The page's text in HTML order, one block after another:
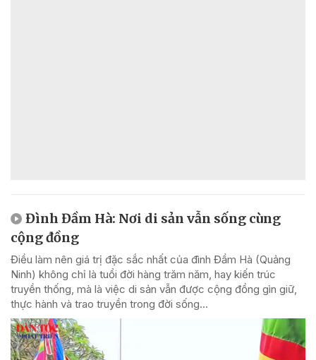
Đình Đầm Hà: Nơi di sản vẫn sống cùng
cộng đồng
Điều làm nên giá trị đặc sắc nhất của đình Đầm Hà (Quảng
Ninh) không chỉ là tuổi đời hàng trăm năm, hay kiến trúc
truyền thống, mà là việc di sản vẫn được cộng đồng gìn giữ,
thực hành và trao truyền trong đời sống...